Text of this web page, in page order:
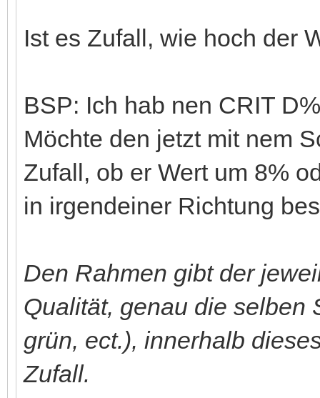
Ist es Zufall, wie hoch der
BSP: Ich hab nen CRIT
Möchte den jetzt mit nem
Zufall, ob er Wert um 8%
in irgendeiner Richtung
Den Rahmen gibt der
Qualität, genau die selben
grün, ect.), innerhalb
Zufall.